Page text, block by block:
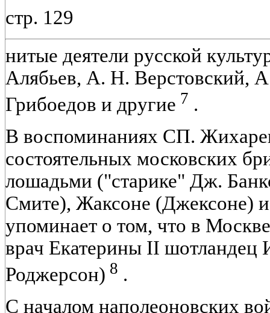
стр. 129
нитые деятели русской
Алябьев, А. Н. Верстовский,
Грибоедов и другие 7 .
В воспоминаниях СП.
состоятельных московских
лошадьми ("старике" Дж.
Смите), Жаксоне (Джексоне)
упоминает о том, что в
врач Екатерины II
Роджерсон) 8 .
С началом наполеоновских